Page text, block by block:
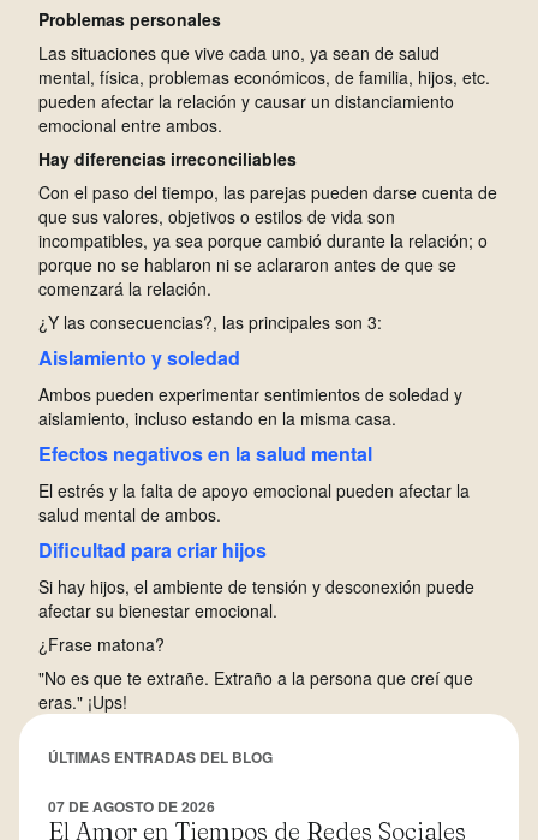
Problemas personales
Las situaciones que vive cada uno, ya sean de salud
mental, física, problemas económicos, de familia, hijos, etc.
pueden afectar la relación y causar un distanciamiento
emocional entre ambos.
Hay diferencias irreconciliables
Con el paso del tiempo, las parejas pueden darse cuenta de
que sus valores, objetivos o estilos de vida son
incompatibles, ya sea porque cambió durante la relación; o
porque no se hablaron ni se aclararon antes de que se
comenzará la relación.
¿Y las consecuencias?, las principales son 3:
Aislamiento y soledad
Ambos pueden experimentar sentimientos de soledad y
aislamiento, incluso estando en la misma casa.
Efectos negativos en la salud mental
El estrés y la falta de apoyo emocional pueden afectar la
salud mental de ambos.
Dificultad para criar hijos
Si hay hijos, el ambiente de tensión y desconexión puede
afectar su bienestar emocional.
¿Frase matona?
"No es que te extrañe. Extraño a la persona que creí que
eras." ¡Ups!
ÚLTIMAS ENTRADAS DEL BLOG
07 DE AGOSTO DE 2026
El Amor en Tiempos de Redes Sociales